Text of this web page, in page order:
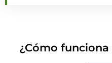
¿Cómo